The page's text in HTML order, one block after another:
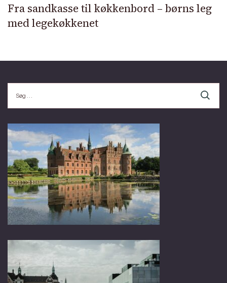
Fra sandkasse til køkkenbord – børns leg
med legekøkkenet
efter: